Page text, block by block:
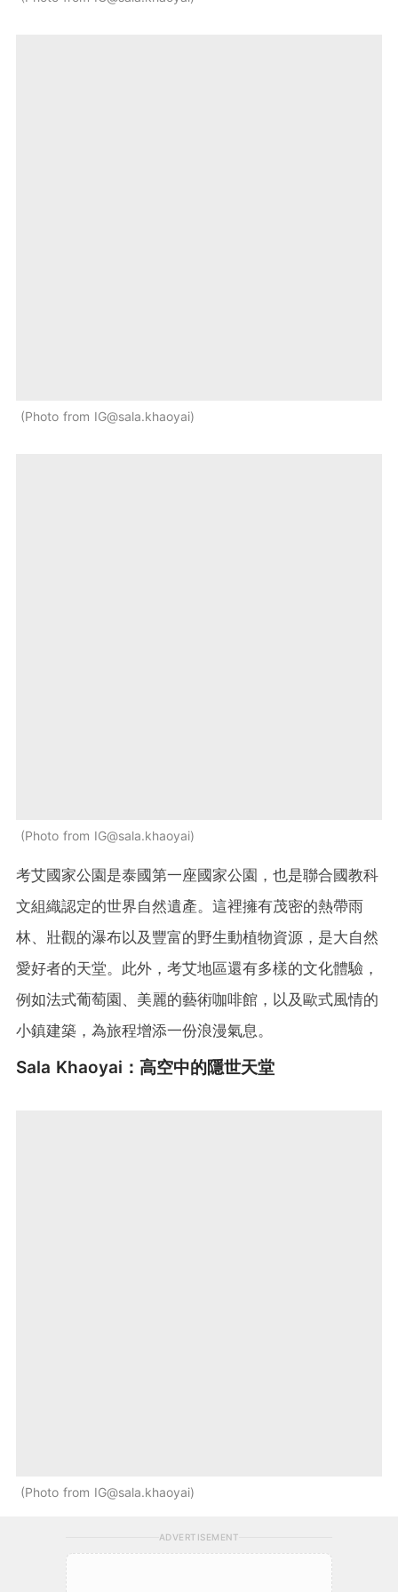
Photo from IG@sala.khaoyai
Photo from IG@sala.khaoyai
考艾國家公園是泰國第一座國家公園，也是聯合國教科
文組織認定的世界自然遺產。這裡擁有茂密的熱帶雨
林、壯觀的瀑布以及豐富的野生動植物資源，是大自然
愛好者的天堂。此外，考艾地區還有多樣的文化體驗，
例如法式葡萄園、美麗的藝術咖啡館，以及歐式風情的
小鎮建築，為旅程增添一份浪漫氣息。
Sala Khaoyai：高空中的隱世天堂
Photo from IG@sala.khaoyai
ADVERTISEMENT